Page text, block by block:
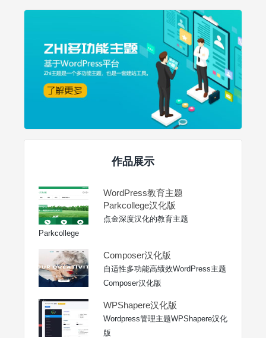
作品展示
WordPress教育主题
Parkcollege汉化版
点金深度汉化的教育主题
Parkcollege
Composer汉化版
自适性多功能高绩效WordPress主题
Composer汉化版
WPShapere汉化版
Wordpress管理主题WPShapere汉化
版